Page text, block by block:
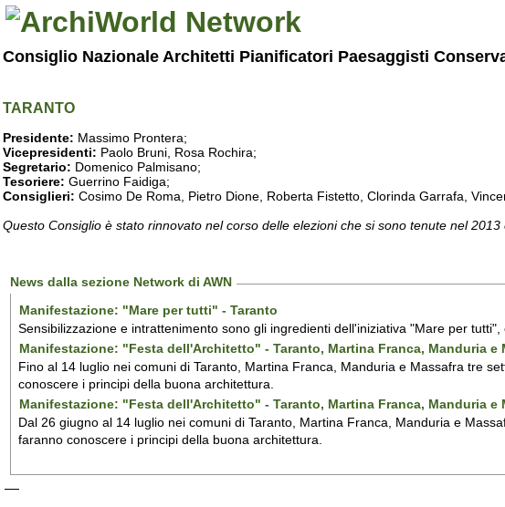
Consiglio Nazionale Architetti Pianificatori Paesaggisti
TARANTO
Presidente: Massimo Prontera;
Vicepresidenti: Paolo Bruni, Rosa Rochira;
Segretario: Domenico Palmisano;
Tesoriere: Guerrino Faidiga;
Consiglieri: Cosimo De Roma, Pietro Dione, Roberta Fistetto, Clorinda Garrafa,
Questo Consiglio è stato rinnovato nel corso delle elezioni che si sono tenute nel
News dalla sezione Network di AWN
Manifestazione: "Mare per tutti" - Taranto
Sensibilizzazione e intrattenimento sono gli ingredienti dell'iniziativa "Mare per
Manifestazione: "Festa dell'Architetto" - Taranto, Martina Franca, Manduria e
Fino al 14 luglio nei comuni di Taranto, Martina Franca, Manduria e Massafra tre
conoscere i principi della buona architettura.
Manifestazione: "Festa dell'Architetto" - Taranto, Martina Franca, Manduria e
Dal 26 giugno al 14 luglio nei comuni di Taranto, Martina Franca, Manduria e
faranno conoscere i principi della buona architettura.